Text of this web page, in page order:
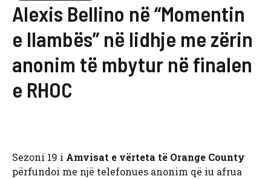
Alexis Bellino në “Momentin
e llambës” në lidhje me zërin
anonim të mbytur në finalen
e RHOC
Sezoni 19 i Amvisat e vërteta të Orange County
përfundoi me një telefonues anonim që iu afrua